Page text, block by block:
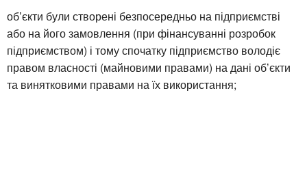
об’єкти були створені безпосередньо на підприємстві
або на його замовлення (при фінансуванні розробок
підприємством) і тому спочатку підприємство володіє
правом власності (майновими правами) на дані об’єкти
та винятковими правами на їх використання;